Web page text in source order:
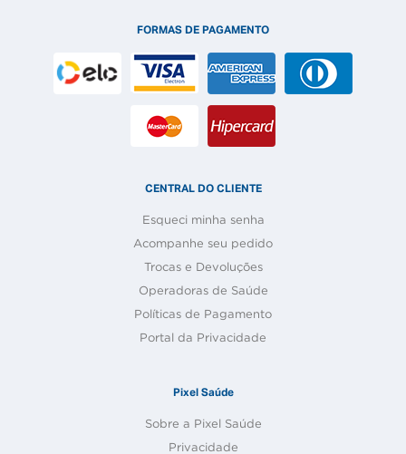
FORMAS DE PAGAMENTO
CENTRAL DO CLIENTE
Esqueci minha senha
Acompanhe seu pedido
Trocas e Devoluções
Operadoras de Saúde
Políticas de Pagamento
Portal da Privacidade
Pixel Saúde
Sobre a Pixel Saúde
Privacidade